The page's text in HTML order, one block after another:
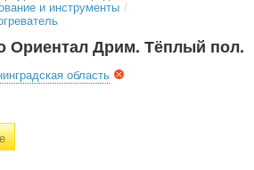
и инструменты /
Ориентал Дрим. Тёплый пол.
область